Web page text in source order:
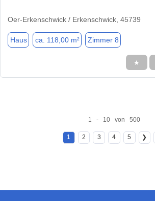
Oer-Erkenschwick / Erkenschwick, 45739
Haus ca. 118,00 m² Zimmer 8
★
1 - 10 von 500
1 2 3 4 5 ❯